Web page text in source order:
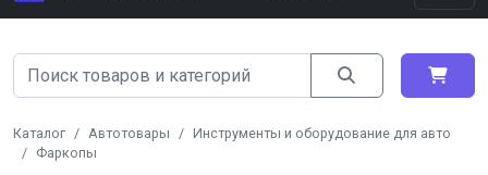
Каталог Автотовары
Инструменты и оборудование для авто
Фаркопы